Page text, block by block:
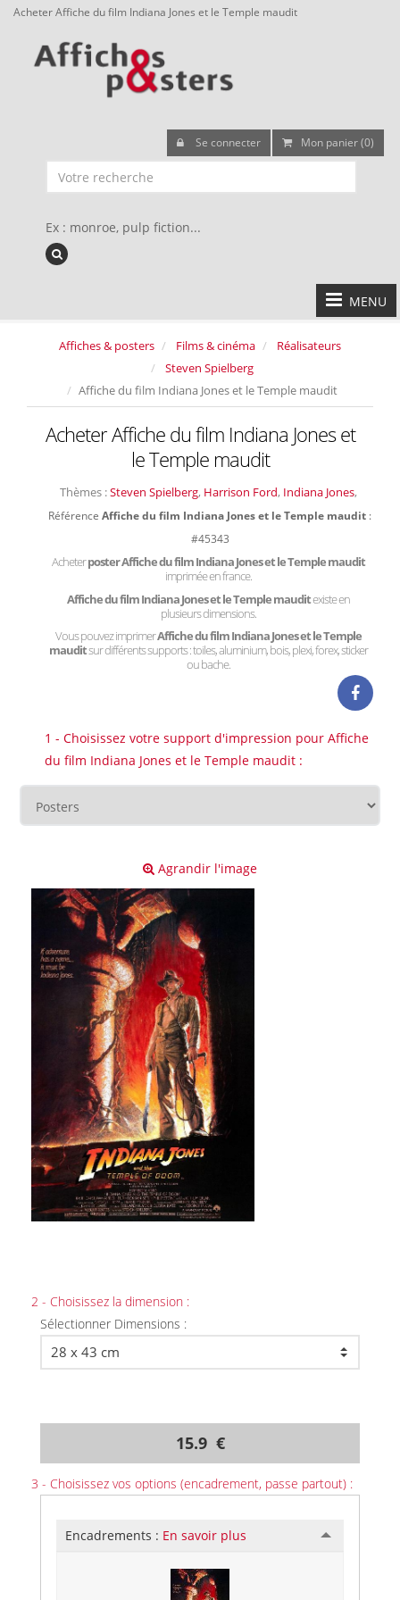
Acheter Affiche du film Indiana Jones et le Temple maudit
Se connecter Mon panier (0)
Ex : monroe, pulp fiction...
MENU
Affiches & posters Films & cinéma
Réalisateurs
Steven Spielberg
Affiche du film Indiana Jones et le Temple maudit
Acheter Affiche du film Indiana Jones et
le Temple maudit
Thèmes :Steven Spielberg, Harrison Ford, Indiana Jones,
Référence Affiche du film Indiana Jones et le Temple maudit :
#45343
Acheterposter Affiche du film Indiana Jones et le Temple maudit
imprimée en france.
Affiche du film Indiana Jones et le Temple mauditexiste en
plusieurs dimensions.
Vous pouvez imprimerAffiche du film Indiana Jones et le Temple
mauditsur différents supports : toiles, aluminium, bois, plexi, forex, sticker
ou bache.
1 - Choisissez votre support d'impression pour Affiche
du film Indiana Jones et le Temple maudit :
Agrandir l'image
2 - Choisissez la dimension :
Sélectionner Dimensions :
15.9 €
3 - Choisissez vos options (encadrement, passe partout) :
Encadrements : En savoir plus